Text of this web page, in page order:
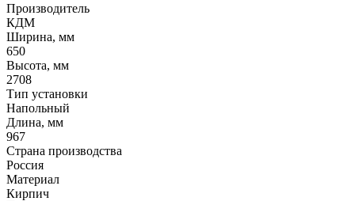
Производитель
КДМ
Ширина, мм
650
Высота, мм
2708
Тип установки
Напольный
Длина, мм
967
Страна производства
Россия
Материал
Кирпич